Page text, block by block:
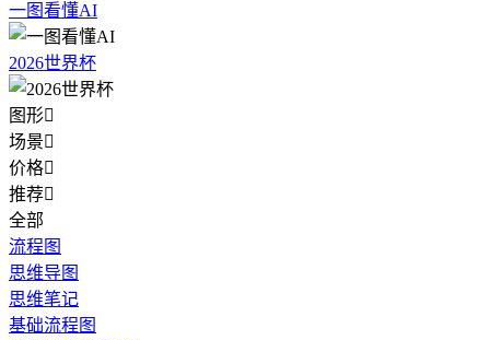
一图看懂AI
2026世界杯
图形
场景
价格
推荐
全部
流程图
思维导图
思维笔记
基础流程图